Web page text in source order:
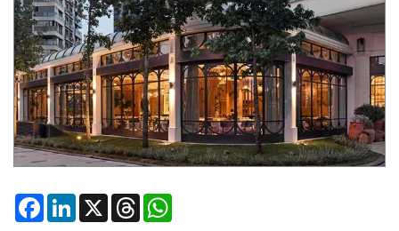
FacebookLinkedIn
X Threads